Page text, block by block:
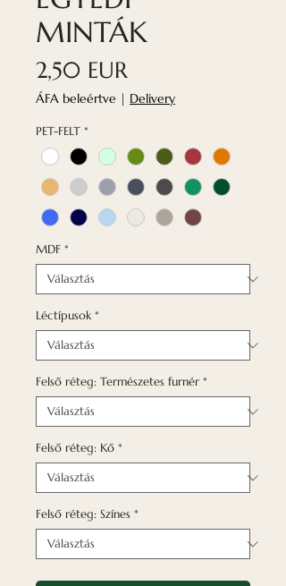
MINTÁK
2,50 EURÁr
ÁFA beleértve | Delivery
PET-FELT *
MDF *
Léctípusok *
Felső réteg: Természetes furnér *
Felső réteg: Kő *
Felső réteg: Színes *